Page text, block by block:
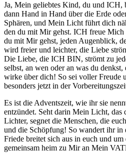
Ja, Mein geliebtes Kind, du und ICH,
dann Hand in Hand über die Erde
Sphären, und Mein Licht führt dich
den du mit Mir gehst. ICH freue Mich
du mit Mir gehst, jeden Augenblick,
wird freier und leichter, die Liebe
Die Liebe, die ICH BIN, strömt zu
selbst, an wen oder an was du
wirke über dich! So sei voller Freude
besonders jetzt in der
Es ist die Adventszeit, wie ihr sie
entzündet. Seht darin Mein Licht, das
Lichter, segnet die Menschen, die
und die Schöpfung! So wandert ihr
Friede breitet sich aus in euch und
gemeinsam heim zu Mir an Mein